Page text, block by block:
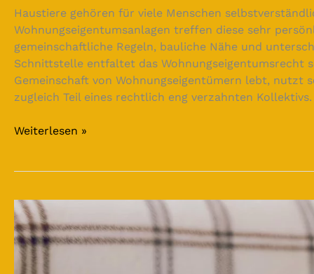
Haustiere gehören für viele Menschen
Wohnungseigentumsanlagen treffen diese sehr
gemeinschaftliche Regeln, bauliche Nähe und
Schnittstelle entfaltet das Wohnungseigentumsrecht
Gemeinschaft von Wohnungseigentümern lebt, nutzt
zugleich Teil eines rechtlich eng verzahnten
Weiterlesen »
Haustierhaltung
in
der
Mietwohnung